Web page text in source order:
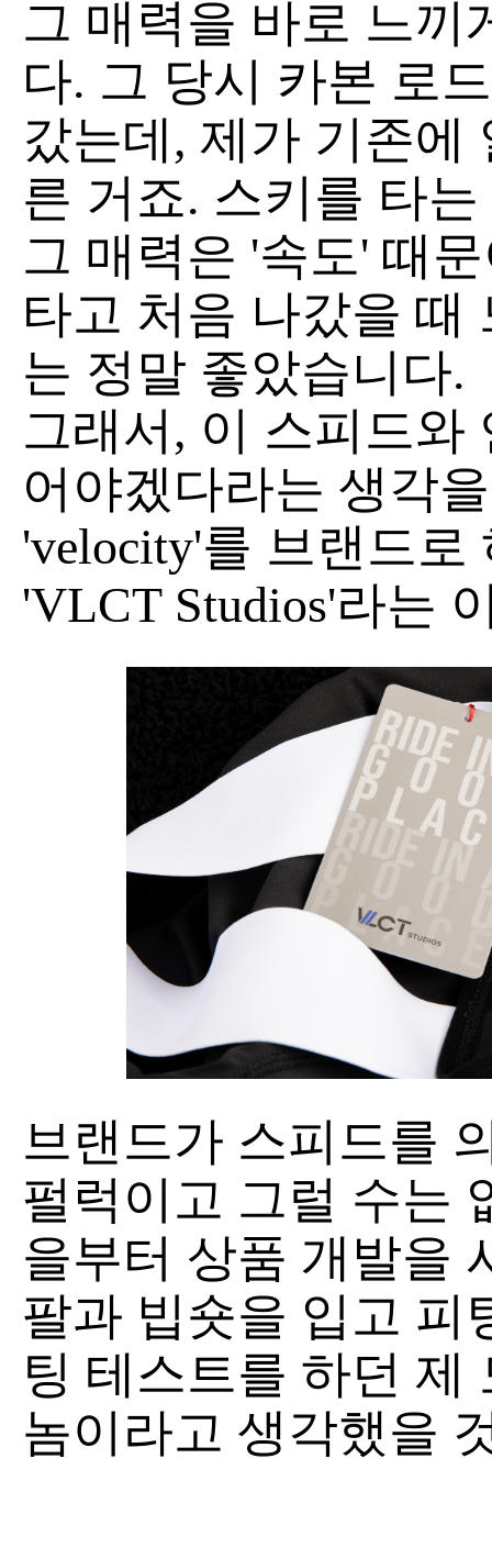
그 매력을 바로 느끼
다. 그 당시 카본 로
갔는데, 제가 기존에
른 거죠. 스키를 타
그 매력은 '속도' 때
타고 처음 나갔을 때
는 정말 좋았습니다.
그래서, 이 스피드와
어야겠다라는 생각
'velocity'를 브랜드
'VLCT Studios'라는
브랜드가 스피드를
펄럭이고 그럴 수는
을부터 상품 개발을
팔과 빕숏을 입고 피
팅 테스트를 하던 제
놈이라고 생각했을